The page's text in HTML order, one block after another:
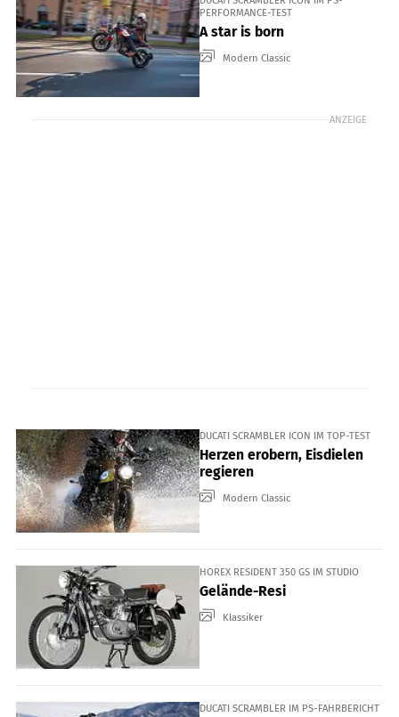
PERFORMANCE-TEST
A star is born
Modern Classic
ANZEIGE
DUCATI SCRAMBLER ICON IM TOP-TEST
Herzen erobern, Eisdielen
regieren
Modern Classic
HOREX RESIDENT 350 GS IM STUDIO
Gelände-Resi
Klassiker
DUCATI SCRAMBLER IM PS-FAHRBERICHT